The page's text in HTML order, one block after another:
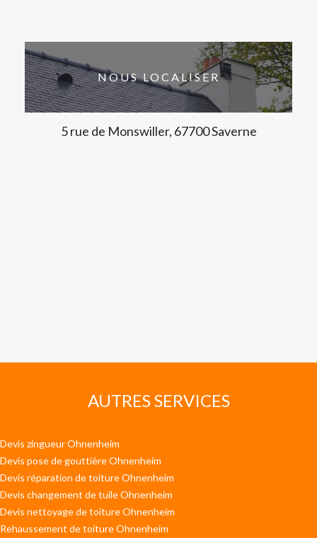
NOUS LOCALISER
5 rue de Monswiller, 67700 Saverne
AUTRES SERVICES
Devis zingueur Ohnenheim
Devis pose de gouttière Ohnenheim
Devis réparation de toiture Ohnenheim
Devis changement de tuile Ohnenheim
Devis nettoyage de toiture Ohnenheim
Rehaussement de toiture Ohnenheim